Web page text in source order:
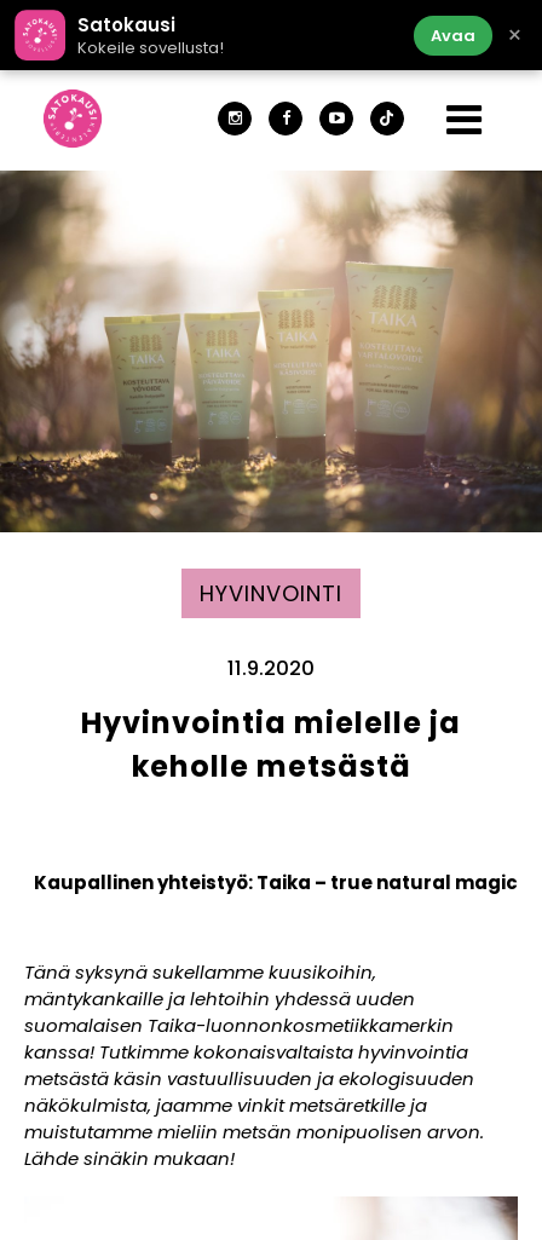
Satokausi
Kokeile sovellusta!
Avaa ×
HYVINVOINTI
11.9.2020
Hyvinvointia mielelle ja
keholle metsästä
Kaupallinen yhteistyö: Taika – true natural magic
Tänä syksynä sukellamme kuusikoihin,
mäntykankaille ja lehtoihin yhdessä uuden
suomalaisen Taika-luonnonkosmetiikkamerkin
kanssa! Tutkimme kokonaisvaltaista hyvinvointia
metsästä käsin vastuullisuuden ja ekologisuuden
näkökulmista, jaamme vinkit metsäretkille ja
muistutamme mieliin metsän monipuolisen arvon.
Lähde sinäkin mukaan!